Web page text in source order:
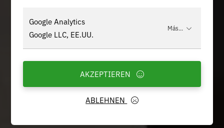
Google Analytics
Google LLC, EE.UU.
Más...
ABLEHNEN
AKZEPTIEREN